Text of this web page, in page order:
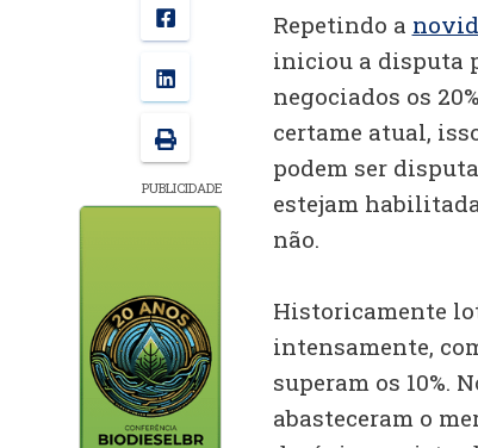
PUBLICIDADE
Repetindo a
iniciou a disputa
negociados os
certame atual,
podem ser
estejam
não.
Historicamente
intensamente,
superam os 10%.
abasteceram o